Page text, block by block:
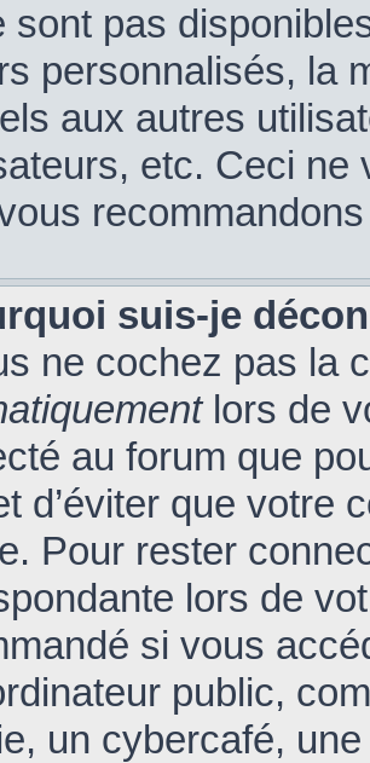
sont pas
personnalisés, la
aux autres
etc. Ceci
suis-je
ne cochez pas la
lors de
au forum que
d’éviter que votre
Pour rester
lors de
si vous
public,
un cybercafé,